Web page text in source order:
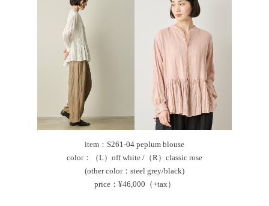
item：S261-04 peplum blouse
color：（L）off white /（R）classic rose
(other color：steel grey/black)
price：¥46,000（+tax）